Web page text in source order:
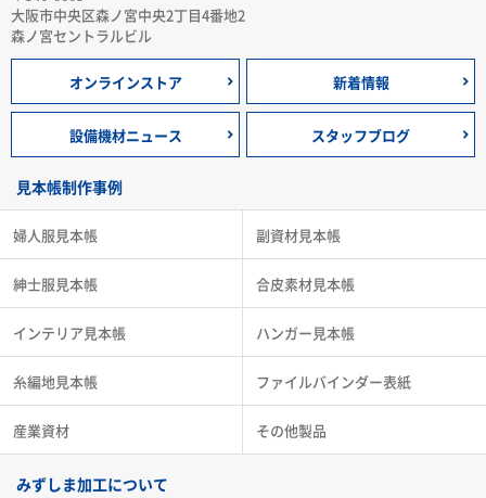
大阪市中央区森ノ宮中央2丁目4番地2
森ノ宮セントラルビル
オンラインストア 新着情報
設備機材ニュース スタッフブログ
見本帳制作事例
婦人服見本帳
紳士服見本帳
インテリア見本帳
糸編地見本帳
産業資材
副資材見本帳
合皮素材見本帳
ハンガー見本帳
ファイルバインダー表紙
その他製品
みずしま加工について